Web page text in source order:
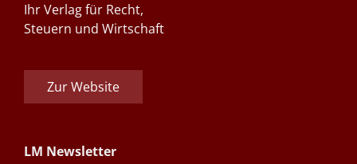
Ihr Verlag für Recht,
Steuern und Wirtschaft
Zur Website
LM Newsletter